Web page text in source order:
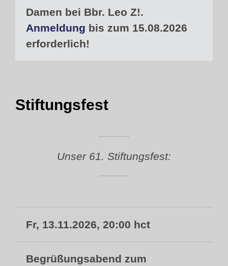
Damen bei Bbr. Leo Z!.
Anmeldung bis zum 15.08.2026
erforderlich!
Stiftungsfest
Unser 61. Stiftungsfest:
Fr, 13.11.2026, 20:00 hct
Begrüßungsabend zum